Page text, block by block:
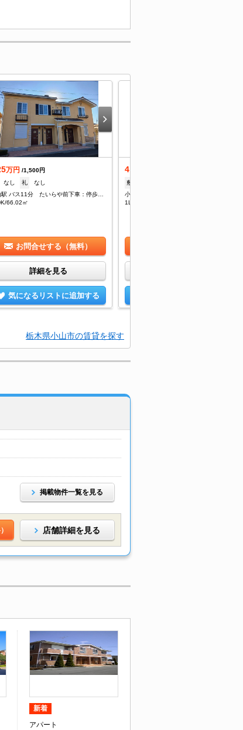
万円 /1,500円
なし 礼
なし
小山駅 バス11分 たいらや前下車：停歩5分
66.02㎡
お問合せする（無料）
詳細を見る
気になるリストに追加する
4.6
敷
1LDK/41.98㎡
栃木県小山市の賃貸を探す
掲載物件一覧を見る
店舗詳細を見る
新着
アパート